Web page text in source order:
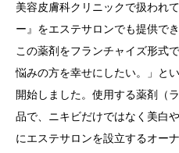
美容皮膚科クリニックで扱われ
ー』をエステサロンでも提供で
この薬剤をフランチャイズ形式
悩みの方を幸せにしたい。」と
開始しました。使用する薬剤（
品で、ニキビだけではなく美白
にエステサロンを設立するオー